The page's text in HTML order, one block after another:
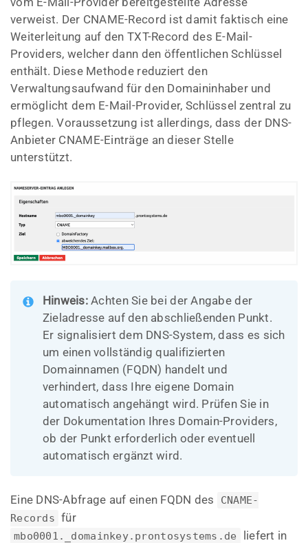
verweist. Der CNAME-Record ist damit faktisch eine
Weiterleitung auf den TXT-Record des E-Mail-
Providers, welcher dann den öffentlichen Schlüssel
enthält. Diese Methode reduziert den
Verwaltungsaufwand für den Domaininhaber und
ermöglicht dem E-Mail-Provider, Schlüssel zentral zu
pflegen. Voraussetzung ist allerdings, dass der DNS-
Anbieter CNAME-Einträge an dieser Stelle
unterstützt.
Hinweis:Achten Sie bei der Angabe der
Zieladresse auf den abschließenden Punkt.
Er signalisiert dem DNS-System, dass es sich
um einen vollständig qualifizierten
Domainnamen (FQDN) handelt und
verhindert, dass Ihre eigene Domain
automatisch angehängt wird. Prüfen Sie in
der Dokumentation Ihres Domain-Providers,
ob der Punkt erforderlich oder eventuell
automatisch ergänzt wird.
Eine DNS-Abfrage auf einen FQDN des
CNAME-
Records für
mbo0001._domainkey.prontosystems.de
liefert in